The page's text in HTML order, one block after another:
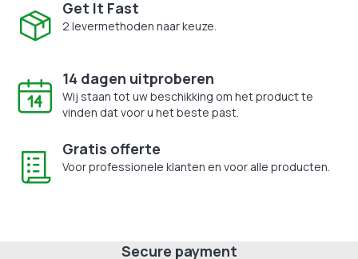
Get It Fast
2 levermethoden naar keuze.
14 dagen uitproberen
Wij staan tot uw beschikking om het product te
vinden dat voor u het beste past.
Gratis offerte
Voor professionele klanten en voor alle producten.
Secure payment